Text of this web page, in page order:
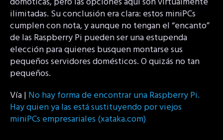
ilimitadas. Su conclusión era clara: estos miniPCs
cumplen con nota, y aunque no tengan el “encanto”
de las Raspberry Pi pueden ser una estupenda
elección para quienes busquen montarse sus
pequeños servidores domésticos. O quizás no tan
pequeños.
Vía | No hay forma de encontrar una Raspberry Pi.
Hay quien ya las está sustituyendo por viejos
miniPCs empresariales (xataka.com)